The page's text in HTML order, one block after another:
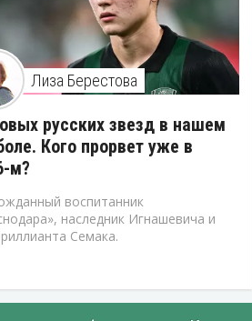
Лиза Берестова
русских звезд в нашем
Кого прорвет уже в
м?
воспитанник
наследник Игнашевича и
Семака.